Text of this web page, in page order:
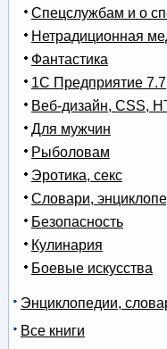
Спецслужбам и о
Нетрадиционная
Фантастика
1С Предприятие
Веб-дизайн, CSS,
Для мужчин
Рыболовам
Эротика, секс
Словари,
Безопасность
Кулинария
Боевые искусства
Энциклопедии,
Все книги